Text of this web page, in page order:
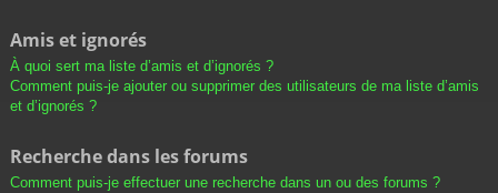
Amis et ignorés
À quoi sert ma liste d’amis et d’ignorés ?
Comment puis-je ajouter ou supprimer des utilisateurs de ma liste d’amis
et d’ignorés ?
Recherche dans les forums
Comment puis-je effectuer une recherche dans un ou des forums ?